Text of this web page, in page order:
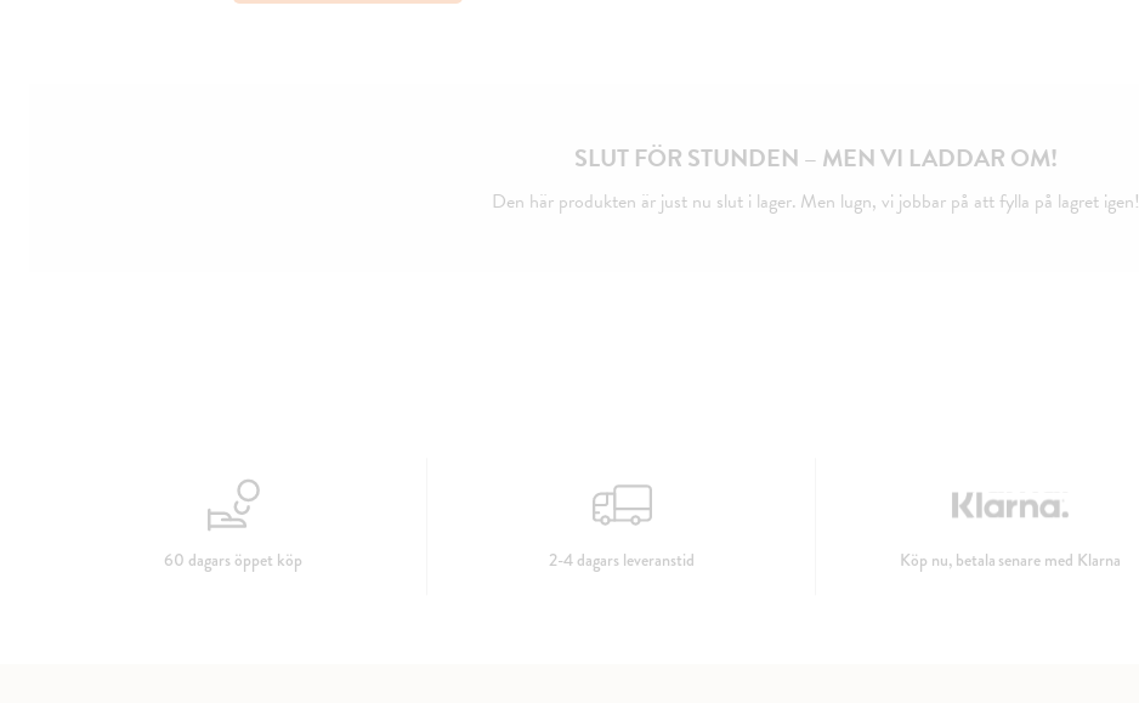
SLUT FÖR STUNDEN – MEN VI LADDAR OM!
Den här produkten är just nu slut i lager. Men lugn, vi jobbar på att fylla på lagret igen!
60 dagars öppet köp 2-4 dagars leveranstid Köp nu, betala senare med Klarna